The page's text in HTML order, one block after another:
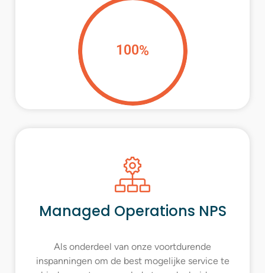
100%
Managed Operations NPS
Als onderdeel van onze voortdurende
inspanningen om de best mogelijke service te